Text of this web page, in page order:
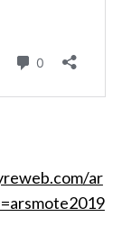
ar